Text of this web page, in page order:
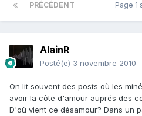
PRÉCÉDENT Page 1
AlainR
Posté(e) 3 novembre 2010
On lit souvent des posts où les
avoir la côte d'amour auprés des
D'où vient ce désamour? Dans un